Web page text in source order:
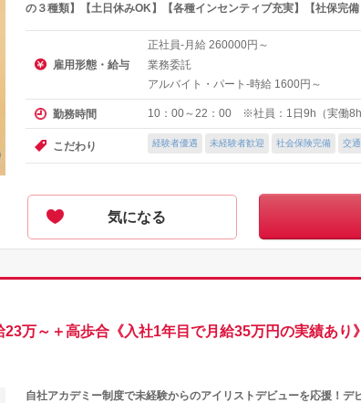
の３種類】【土日休みOK】【各種インセンティブ充実】【社保完備
雇用形態・給与
正社員-月給 260000円～
業務委託
アルバイト・パート-時給 1600円～
勤務時間 10：00～22：00 ※社員：1日9h（実働
こだわり 経験者優遇 未経験者歓迎 社会保険完備 交
気になる
万～＋高歩合《入社1年目で月給35万円の実績あり
自社アカデミー制度で未経験からのアイリストデビューを応援！